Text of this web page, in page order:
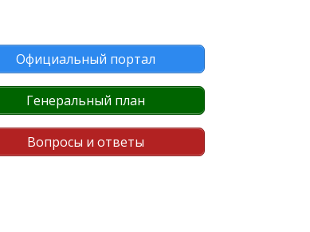
Официальный портал
Генеральный план
Вопросы и ответы